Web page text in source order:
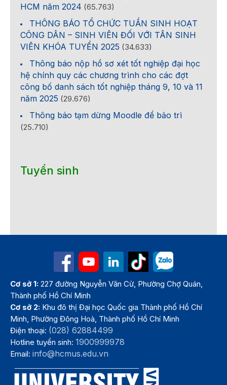
HCM năm 2024 (65.763)
THÔNG BÁO TỔ CHỨC TUẦN SINH HOẠT
CÔNG DÂN – SINH VIÊN ĐỐI VỚI TÂN SINH
VIÊN KHÓA TUYỂN 2025 (34.633)
Thông báo nộp hồ sơ xét tốt nghiệp đại học
hệ chính quy các chương trình cho các đợt
công bố danh sách tốt nghiệp tháng 9, 10 và 11
năm 2025 (29.676)
Thông báo tạm dừng Moodle để bảo trì
(25.710)
Tuyển sinh
Cơ sở 1: 227 đường Nguyễn Văn Cừ, Phường Chợ Quán,
Thành phố Hồ Chí Minh
Cơ sở 2: Khu đô thị Đại học Quốc gia Thành phố Hồ Chí
Minh, Phường Đông Hoà, Thành phố Hồ Chí Minh
Điện thoại: (028) 62884499
Hotline tuyển sinh:1900999978
Email:info@hcmus.edu.vn